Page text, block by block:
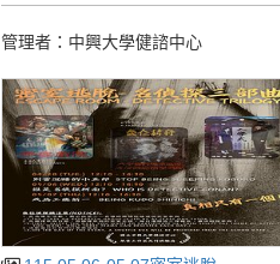
管理者： 中興大學健諮中心